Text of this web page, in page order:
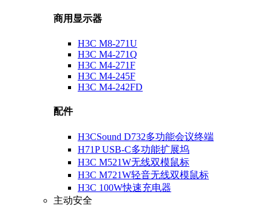
商用显示器
H3C M8-271U
H3C M4-271Q
H3C M4-271F
H3C M4-245F
H3C M4-242FD
配件
H3CSound D732多功能会议终端
H71P USB-C多功能扩展坞
H3C M521W无线双模鼠标
H3C M721W轻音无线双模鼠标
H3C 100W快速充电器
主动安全